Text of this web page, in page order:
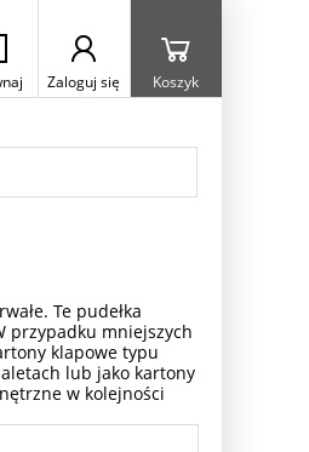
Zaloguj się Koszyk
Te pudełka
przypadku mniejszych
klapowe typu
lub jako kartony
w kolejności